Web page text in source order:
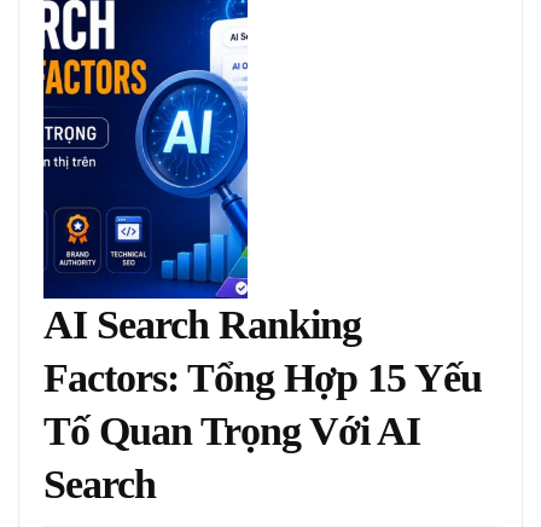
AI Search Ranking
Factors: Tổng Hợp 15 Yếu
Tố Quan Trọng Với AI
Search